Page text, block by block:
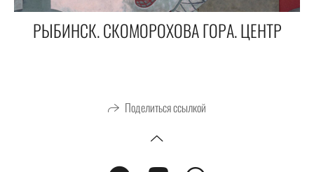
РЫБИНСК. СКОМОРОХОВА ГОРА. ЦЕНТР
Поделиться ссылкой